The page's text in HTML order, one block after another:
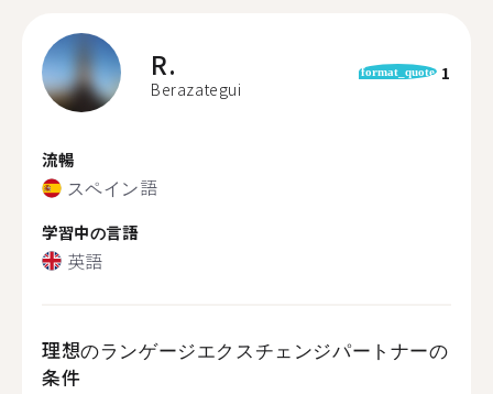
R.
Berazategui
format_quote 1
流暢
スペイン語
学習中の言語
英語
理想のランゲージエクスチェンジパートナーの
条件